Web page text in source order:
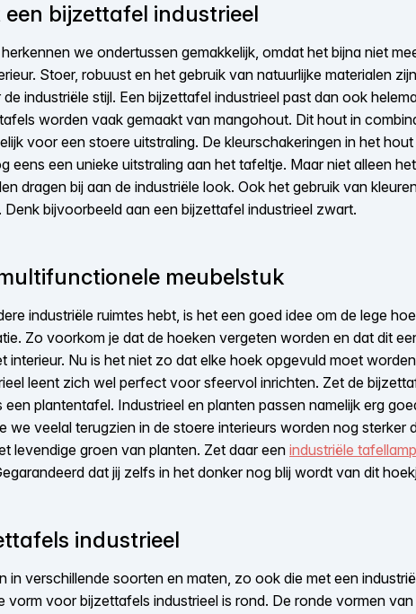
bijzettafel industrieel
we ondertussen gemakkelijk, omdat het bijna niet
Stoer, robuust en het gebruik van natuurlijke materialen
industriële stijl. Een bijzettafel industrieel past dan ook
worden vaak gemaakt van mangohout. Dit hout in
voor een stoere uitstraling. De kleurschakeringen in het
eens een unieke uitstraling aan het tafeltje. Maar niet alleen
dragen bij aan de industriële look. Ook het gebruik van
bijvoorbeeld aan een bijzettafel industrieel zwart.
meubelstuk
industriële ruimtes hebt, is het een goed idee om de lege
Zo voorkom je dat de hoeken vergeten worden en dat dit
interieur. Nu is het niet zo dat elke hoek opgevuld moet
leent zich wel perfect voor sfeervol inrichten. Zet de
een plantentafel. Industrieel en planten passen namelijk erg
we veelal terugzien in de stoere interieurs worden nog sterker
levendige groen van planten. Zet daar een industriële tafellamp
dat jij zelfs in het donker nog blij wordt van dit
industrieel
in verschillende soorten en maten, zo ook die met een
vorm voor bijzettafels industrieel is rond. De ronde vormen van